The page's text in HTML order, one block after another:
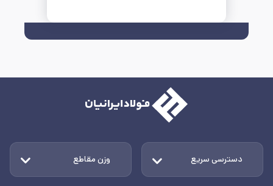
دسترسی سریع وزن مقاطع